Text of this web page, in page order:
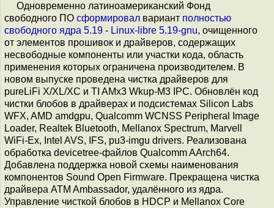
Одновременно латиноамериканский Фонд
свободного ПО сформировал вариант полностью
свободного ядра 5.19 - Linux-libre 5.19-gnu, очищенного
от элементов прошивок и драйверов, содержащих
несвободные компоненты или участки кода, область
применения которых ограничена производителем. В
новом выпуске проведена чистка драйверов для
pureLiFi X/XL/XC и TI AMx3 Wkup-M3 IPC. Обновлён код
чистки блобов в драйверах и подсистемах Silicon Labs
WFX, AMD amdgpu, Qualcomm WCNSS Peripheral Image
Loader, Realtek Bluetooth, Mellanox Spectrum, Marvell
WiFi-Ex, Intel AVS, IFS, pu3-imgu drivers. Реализована
обработка devicetree-файлов Qualcomm AArch64.
Добавлена поддержка новой схемы наименования
компонентов Sound Open Firmware. Прекращена чистка
драйвера ATM Ambassador, удалённого из ядра.
Управление чисткой блобов в HDCP и Mellanox Core